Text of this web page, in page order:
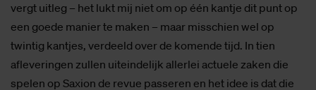
vergt uitleg – het lukt mij niet om op één kantje dit punt op
een goede manier te maken – maar misschien wel op
twintig kantjes, verdeeld over de komende tijd. In tien
afleveringen zullen uiteindelijk allerlei actuele zaken die
spelen op Saxion de revue passeren en het idee is dat die